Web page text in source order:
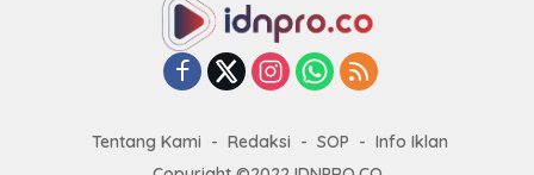
Tentang Kami Redaksi SOP
Info Iklan